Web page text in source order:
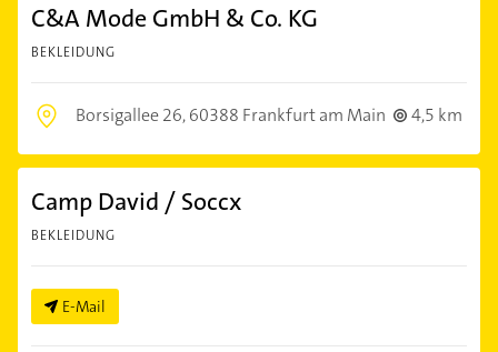
C&A Mode GmbH & Co. KG
BEKLEIDUNG
Borsigallee 26,60388 Frankfurt am Main 4,5 km
Camp David / Soccx
BEKLEIDUNG
E-Mail